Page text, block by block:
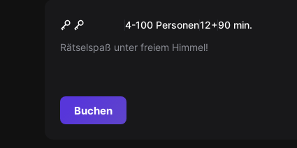
Neu
Teamrallye4-100 Personen12+90 min.
Rätselspaß unter freiem Himmel!
Buchen